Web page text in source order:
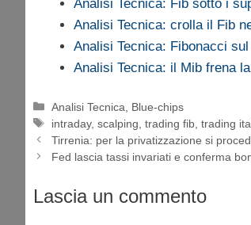
Analisi Tecnica: Fib sotto i
Analisi Tecnica: crolla il Fib
Analisi Tecnica: Fibonacci
Analisi Tecnica: il Mib frena
Categorie
Analisi Tecnica
Blue-chips
Tag
intraday,scalping ,trading fib ,trading
Tirrenia: per la privatizzazione si
Fed lascia tassi invariati e conferma
Lascia un commento